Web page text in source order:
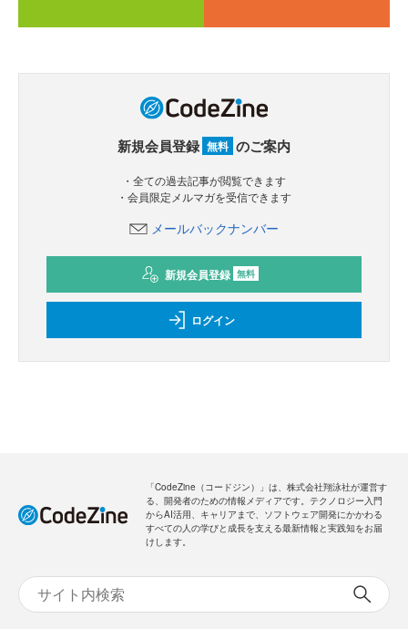
新規会員登録 無料 のご案内
・全ての過去記事が閲覧できます
・会員限定メルマガを受信できます
メールバックナンバー
新規会員登録 無料
ログイン
「CodeZine（コードジン）」は、株式会社翔泳社が運営す
る、開発者のための情報メディアです。テクノロジー入門
からAI活用、キャリアまで、ソフトウェア開発にかかわる
すべての人の学びと成長を支える最新情報と実践知をお届
けします。